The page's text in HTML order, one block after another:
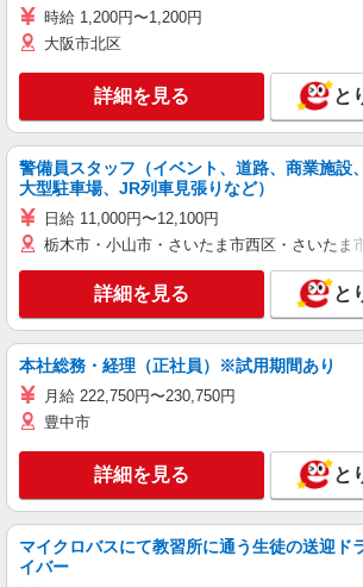
時給 1,200円〜1,200円
大阪市北区
詳細を見る と
警備員スタッフ（イベント、道路、商業施設、
大型駐車場、JR列車見張りなど）
日給 11,000円〜12,100円
栃木市・小山市・さいたま市西区・さいたま
詳細を見る と
本社総務・経理（正社員）※試用期間あり
月給 222,750円〜230,750円
豊中市
詳細を見る と
マイクロバスにて教習所に通う生徒の送迎ド
イバー